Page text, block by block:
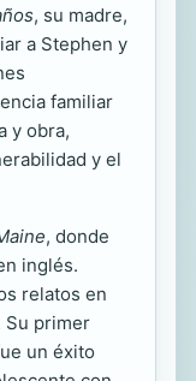
, su madre,
a Stephen y
familiar
y obra,
y el
, donde
inglés.
relatos en
Su primer
un éxito